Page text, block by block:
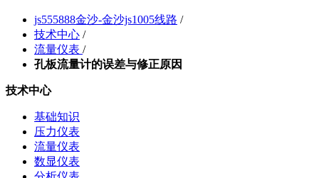
js555888金沙-金沙js1005线路 /
技术中心 /
流量仪表 /
孔板流量计的误差与修正原因
技术中心
基础知识
压力仪表
流量仪表
数显仪表